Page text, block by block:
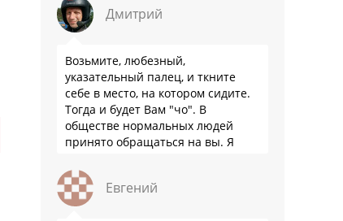
Дмитрий
Возьмите, любезный,
указательный палец, и ткните
себе в место, на котором сидите.
Тогда и будет Вам "чо". В
обществе нормальных людей
принято обращаться на вы. Я
Евгений